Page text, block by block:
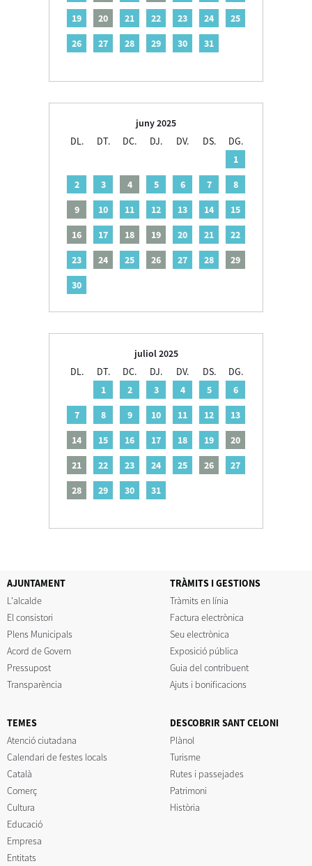
19
20 21 22 23 24
25
26
27 28 29 30 31
juny 2025
DL.
DT. DC. DJ. DV. DS.
DG.
1
2
3 4 5 6 7
8
9
10 11 12 13 14
15
16
17 18 19 20 21
22
23
24 25 26 27 28
29
30
juliol 2025
DL.
DT. DC. DJ. DV. DS.
DG.
1
2 3 4 5
6
7
8 9 10 11 12
13
14
15 16 17 18 19
20
21
22 23 24 25 26
27
28
29 30 31
AJUNTAMENT
L'alcalde
El consistori
Plens Municipals
Acord de Govern
Pressupost
Transparència
TRÀMITS I GESTIONS
Tràmits en línia
Factura electrònica
Seu electrònica
Exposició pública
Guia del contribuent
Ajuts i bonificacions
TEMES
Atenció ciutadana
Calendari de festes locals
Català
Comerç
Cultura
Educació
Empresa
Entitats
DESCOBRIR SANT CELONI
Plànol
Turisme
Rutes i passejades
Patrimoni
Història